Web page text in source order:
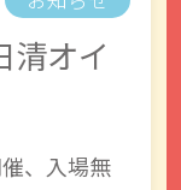
オイ
、入場無